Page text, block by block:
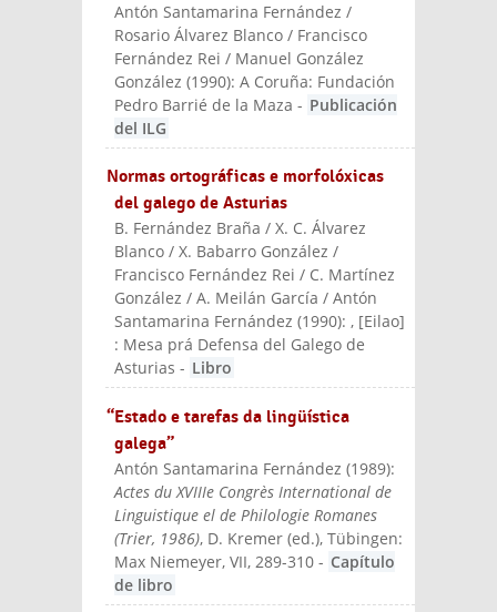
Antón Santamarina Fernández /
Rosario Álvarez Blanco / Francisco
Fernández Rei / Manuel González
González(1990):A Coruña: Fundación
Pedro Barrié de la Maza - Publicación
del ILG
Normas ortográficas e morfolóxicas
del galego de Asturias
B. Fernández Braña / X. C. Álvarez
Blanco / X. Babarro González /
Francisco Fernández Rei / C. Martínez
González / A. Meilán García / Antón
Santamarina Fernández (1990):, [Eilao]
: Mesa prá Defensa del Galego de
Asturias - Libro
“Estado e tarefas da lingüística
galega”
Antón Santamarina Fernández (1989):
Actes du XVIIIe Congrès International de
Linguistique el de Philologie Romanes
(Trier, 1986), D. Kremer (ed.), Tübingen:
Max Niemeyer, VII, 289-310 - Capítulo
de libro